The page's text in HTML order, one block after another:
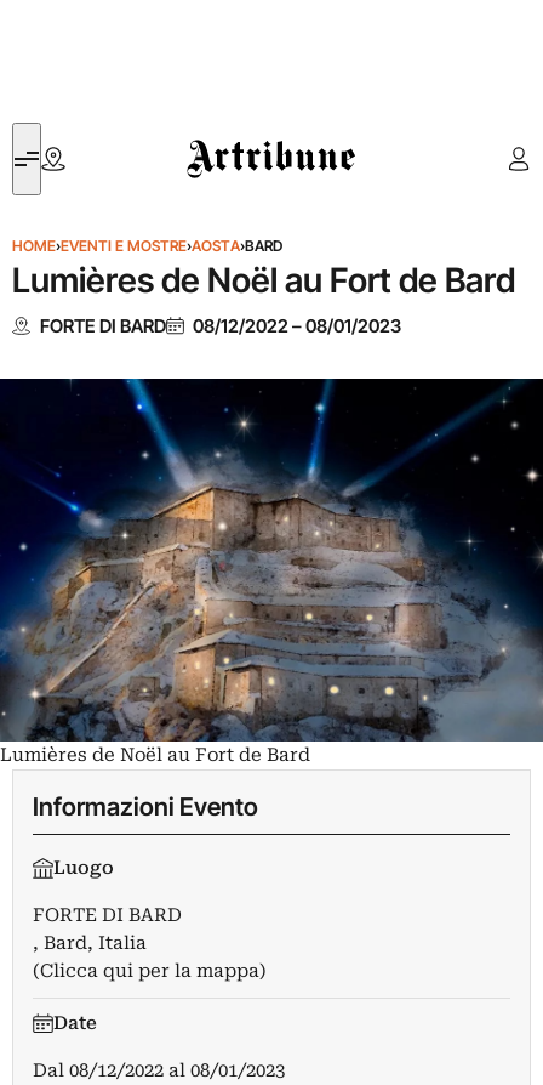
Artribune
HOME›EVENTI E MOSTRE›AOSTA›BARD
Lumières de Noël au Fort de Bard
FORTE DI BARD 08/12/2022–08/01/2023
Lumières de Noël au Fort de Bard
Informazioni Evento
Luogo
FORTE DI BARD
, Bard, Italia
(Clicca qui per la mappa)
Date
Dal 08/12/2022 al 08/01/2023